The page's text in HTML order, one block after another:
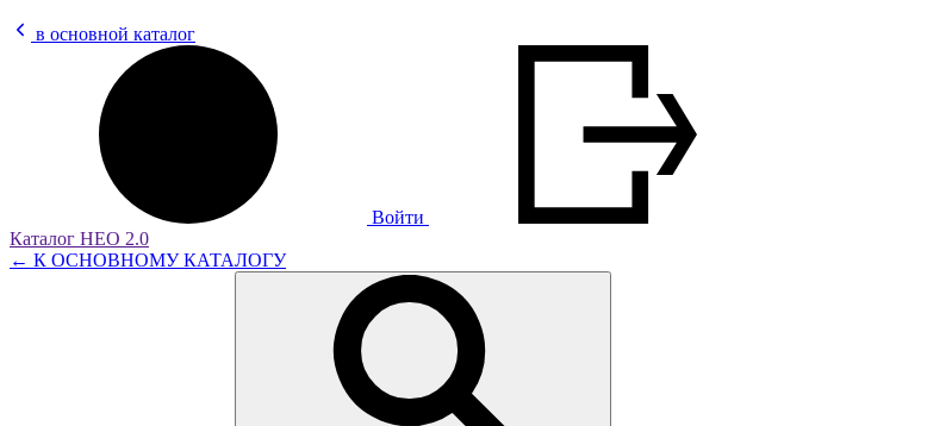
в основной каталог
Войти
Каталог НЕО 2.0
← К ОСНОВНОМУ КАТАЛОГУ